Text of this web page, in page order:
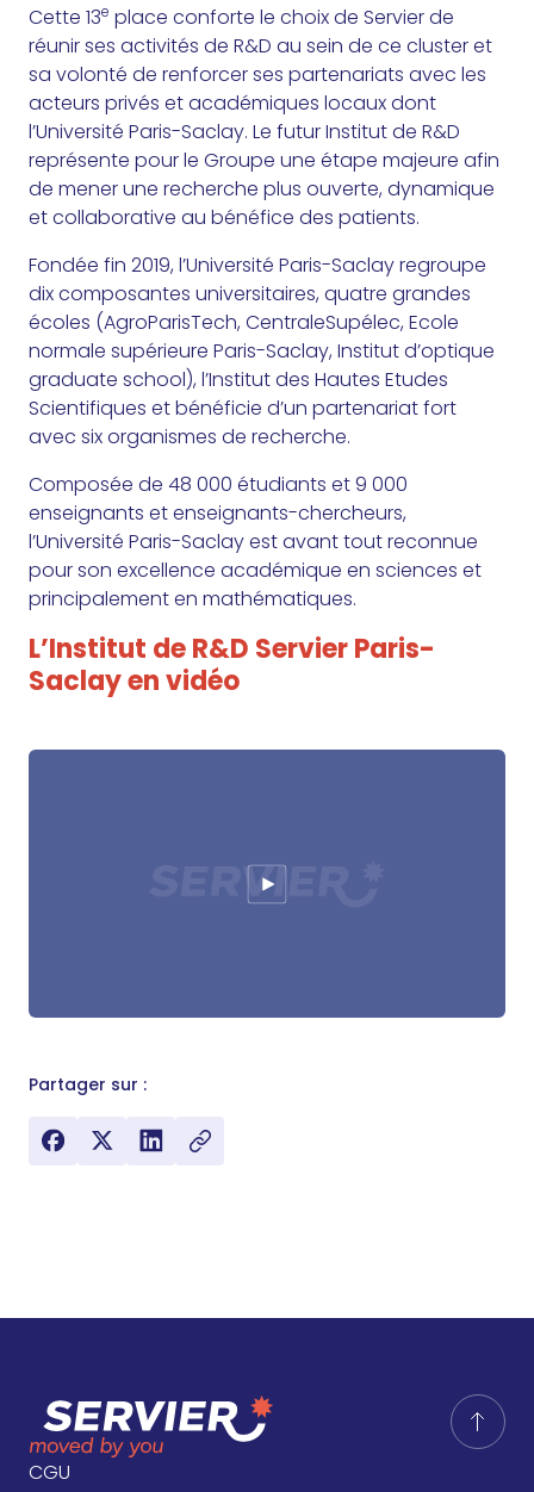
Cette 13e place conforte le choix de Servier de
réunir ses activités de R&D au sein de ce cluster et
sa volonté de renforcer ses partenariats avec les
acteurs privés et académiques locaux dont
l’Université Paris-Saclay. Le futur Institut de R&D
représente pour le Groupe une étape majeure afin
de mener une recherche plus ouverte, dynamique
et collaborative au bénéfice des patients.
Fondée fin 2019, l’Université Paris-Saclay regroupe
dix composantes universitaires, quatre grandes
écoles (AgroParisTech, CentraleSupélec, Ecole
normale supérieure Paris-Saclay, Institut d’optique
graduate school), l’Institut des Hautes Etudes
Scientifiques et bénéficie d’un partenariat fort
avec six organismes de recherche.
Composée de 48 000 étudiants et 9 000
enseignants et enseignants-chercheurs,
l’Université Paris-Saclay est avant tout reconnue
pour son excellence académique en sciences et
principalement en mathématiques.
L’Institut de R&D Servier Paris-
Saclay en vidéo
Partager sur :
CGU